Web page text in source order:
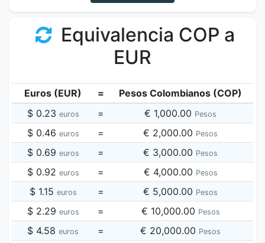
Equivalencia COP a
EUR
Euros (EUR) =
Pesos Colombianos (COP)
$ 0.23 euros = € 1,000.00 Pesos
$ 0.46 euros = € 2,000.00 Pesos
$ 0.69 euros = € 3,000.00 Pesos
$ 0.92 euros = € 4,000.00 Pesos
$ 1.15 euros = € 5,000.00 Pesos
$ 2.29 euros = € 10,000.00 Pesos
$ 4.58 euros = € 20,000.00 Pesos